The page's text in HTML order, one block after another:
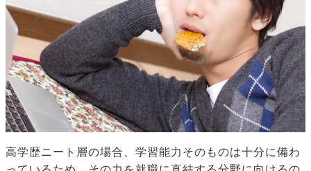
高学歴ニート層の場合、学習能力そのものは十分に備わ